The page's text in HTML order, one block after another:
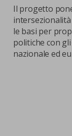
Il progetto
le basi per
politiche con
nazionale ed